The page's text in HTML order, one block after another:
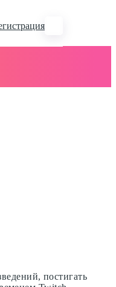
постигать